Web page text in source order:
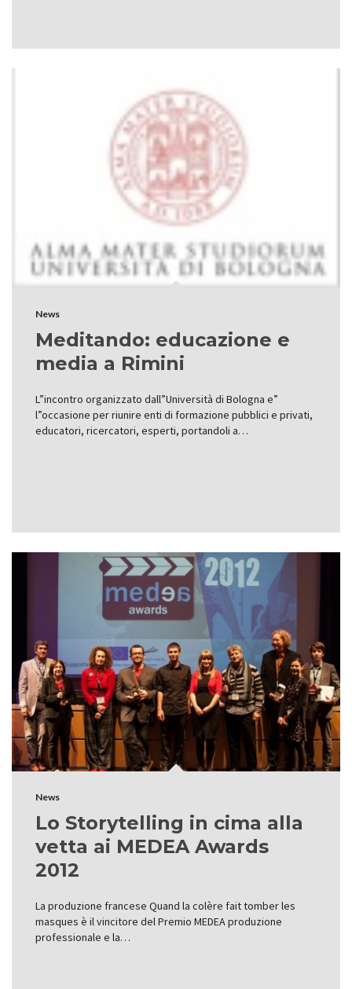
News
Meditando: educazione e
media a Rimini
L”incontro organizzato dall”Università di Bologna e”
l”occasione per riunire enti di formazione pubblici e privati,
educatori, ricercatori, esperti, portandoli a…
News
Lo Storytelling in cima alla
vetta ai MEDEA Awards
2012
La produzione francese Quand la colère fait tomber les
masques è il vincitore del Premio MEDEA produzione
professionale e la…